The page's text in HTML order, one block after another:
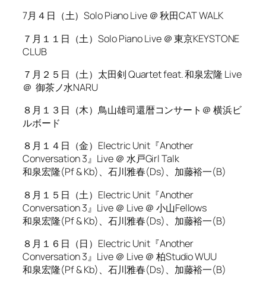
7月４日（土）Solo Piano Live ＠ 秋田CAT WALK
７月１１日（土）Solo Piano Live ＠ 東京KEYSTONE
CLUB
７月２５日（土）太田剣 Quartet feat. 和泉宏隆 Live
＠ 御茶ノ水NARU
８月１３日（木）鳥山雄司還暦コンサート＠ 横浜ビ
ルボード
８月１４日（金）Electric Unit『Another
Conversation 3』Live ＠ 水戸Girl Talk
和泉宏隆(Pf & Kb)、石川雅春(Ds)、加藤裕一(B)
８月１５日（土）Electric Unit『Another
Conversation 3』Live ＠ Live ＠ 小山Fellows
和泉宏隆(Pf & Kb)、石川雅春(Ds)、加藤裕一(B)
８月１６日（日）Electric Unit『Another
Conversation 3』Live ＠ Live ＠ 柏Studio WUU
和泉宏隆(Pf & Kb)、石川雅春(Ds)、加藤裕一(B)